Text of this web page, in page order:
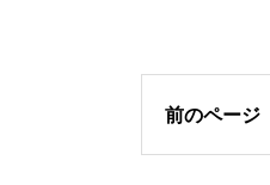
前のページ